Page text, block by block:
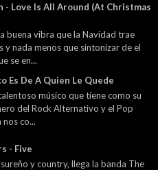
- Love Is All Around (At Christmas
buena vibra que la Navidad trae
y nada menos que sintonizar de el
se en...
Es De A Quien Le Quede
músico que tiene como su
del Rock Alternativo y el Pop
nos co...
- Five
y country, llega la banda The